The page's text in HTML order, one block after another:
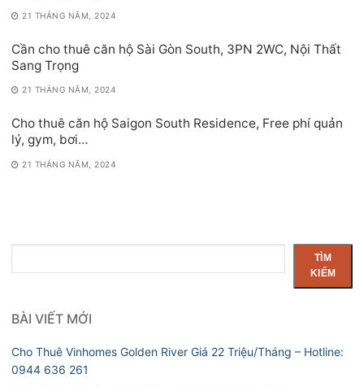
21 THÁNG NĂM, 2024
Cần cho thuê căn hộ Sài Gòn South, 3PN 2WC, Nội Thất
Sang Trọng
21 THÁNG NĂM, 2024
Cho thuê căn hộ Saigon South Residence, Free phí quản
lý, gym, bơi…
21 THÁNG NĂM, 2024
kiếm
TÌM
KIẾM
BÀI VIẾT MỚI
Cho Thuê Vinhomes Golden River Giá 22 Triệu/Tháng – Hotline:
0944 636 261